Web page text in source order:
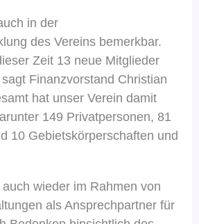
in der
des Vereins bemerkbar.
Zeit 13 neue Mitglieder
Finanzvorstand Christian
hat unser Verein damit
149 Privatpersonen, 81
10 Gebietskörperschaften und
wieder im Rahmen von
als Ansprechpartner für